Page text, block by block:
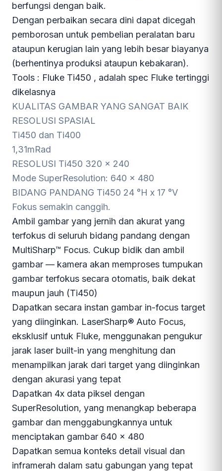
berfungsi dengan baik.
Dengan perbaikan secara dini dapat dicegah
pemborosan untuk pembelian peralatan baru
ataupun kerugian lain yang lebih besar biayanya
(berhentinya produksi ataupun kebakaran).
Tools : Fluke Ti450 , adalah spec Fluke tertinggi
dikelasnya
KUALITAS GAMBAR YANG SANGAT BAIK
RESOLUSI SPASIAL
Ti450 dan Ti400
1,31mRad
RESOLUSI Ti450 320 x 240
Mode SuperResolution: 640 x 480
BIDANG PANDANG Ti450 24 °H x 17 °V
Fokus semakin canggih.
Ambil gambar yang jernih dan akurat yang
terfokus di seluruh bidang pandang dengan
MultiSharp™ Focus. Cukup bidik dan ambil
gambar — kamera akan memproses tumpukan
gambar terfokus secara otomatis, baik dekat
maupun jauh (Ti450)
Dapatkan secara instan gambar in-focus target
yang diinginkan. LaserSharp® Auto Focus,
eksklusif untuk Fluke, menggunakan pengukur
jarak laser built-in yang menghitung dan
menampilkan jarak dari target yang diinginkan
dengan akurasi yang tepat
Dapatkan 4x data piksel dengan
SuperResolution, yang menangkap beberapa
gambar dan menggabungkannya untuk
menciptakan gambar 640 x 480
Dapatkan semua konteks detail visual dan
inframerah dalam satu gabungan yang tepat